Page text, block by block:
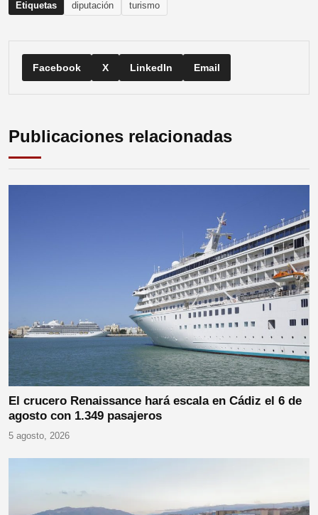
Etiquetas diputación turismo
Facebook X LinkedIn Email
Publicaciones relacionadas
El crucero Renaissance hará escala en Cádiz el 6 de
agosto con 1.349 pasajeros
5 agosto, 2026